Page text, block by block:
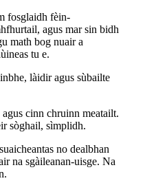
fosglaidh fèin-
agus mar sin bidh
math bog nuair a
tu e.
làidir agus sùbailte
cinn chruinn meatailt.
sòghail, sìmplidh.
no dealbhan
na sgàileanan-uisge. Na